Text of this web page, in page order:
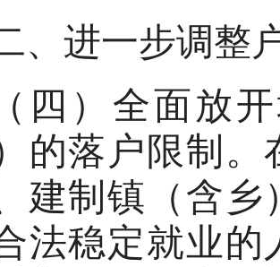
、进一步调整
（四）全面放
的落户限制
建制镇（含
法稳定就业的